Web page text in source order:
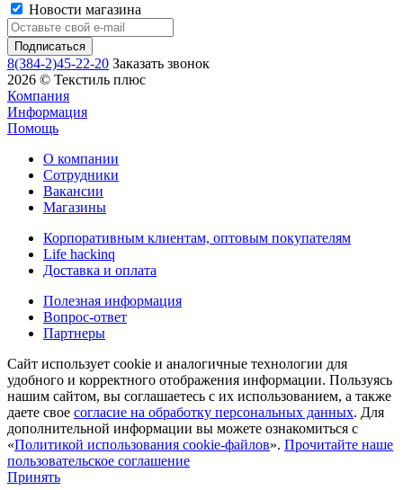
Новости магазина
8(384-2)45-22-20 Заказать звонок
2026 © Текстиль плюс
Компания
Информация
Помощь
О компании
Сотрудники
Вакансии
Магазины
Корпоративным клиентам, оптовым покупателям
Life hackinq
Доставка и оплата
Полезная информация
Вопрос-ответ
Партнеры
Сайт использует cookie и аналогичные технологии для
удобного и корректного отображения информации. Пользуясь
нашим сайтом, вы соглашаетесь с их использованием, а также
даете свое согласие на обработку персональных данных. Для
дополнительной информации вы можете ознакомиться с
«Политикой использования cookie-файлов». Прочитайте наше
пользовательское соглашение
Принять